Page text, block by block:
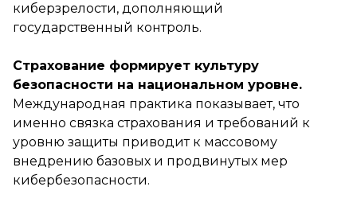
киберзрелости, дополняющий
государственный контроль.
Страхование формирует культуру
безопасности на национальном уровне.
Международная практика показывает, что
именно связка страхования и требований к
уровню защиты приводит к массовому
внедрению базовых и продвинутых мер
кибербезопасности.